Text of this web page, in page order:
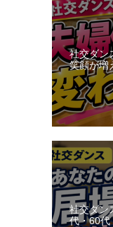
社交ダン
笑顔が増
社交ダン
代・60代